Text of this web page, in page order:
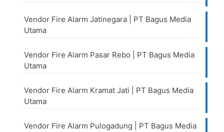
Vendor Fire Alarm Jatinegara | PT Bagus Media
Utama
Vendor Fire Alarm Pasar Rebo | PT Bagus Media
Utama
Vendor Fire Alarm Kramat Jati | PT Bagus Media
Utama
Vendor Fire Alarm Pulogadung | PT Bagus Media